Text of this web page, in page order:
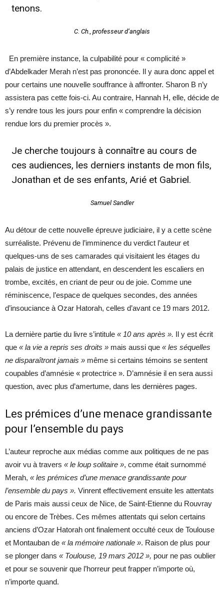
tenons.
C. Ch., professeur d’anglais
En première instance, la culpabilité pour « complicité »
d’Abdelkader Merah n’est pas prononcée. Il y aura donc appel et
pour certains une nouvelle souffrance à affronter. Sharon B n’y
assistera pas cette fois-ci. Au contraire, Hannah H, elle, décide de
s’y rendre tous les jours pour enfin « comprendre la décision
rendue lors du premier procès ».
Je cherche toujours à connaître au cours de
ces audiences, les derniers instants de mon fils,
Jonathan et de ses enfants, Arié et Gabriel.
Samuel Sandler
Au détour de cette nouvelle épreuve judiciaire, il y a cette scène
surréaliste. Prévenu de l’imminence du verdict l’auteur et
quelques-uns de ses camarades qui visitaient les étages du
palais de justice en attendant, en descendent les escaliers en
trombe, excités, en criant de peur ou de joie. Comme une
réminiscence, l’espace de quelques secondes, des années
d’insouciance à Ozar Hatorah, celles d’avant ce 19 mars 2012.
La dernière partie du livre s’intitule « 10 ans après ». Il y est écrit
que « la vie a repris ses droits » mais aussi que « les séquelles
ne disparaîtront jamais » même si certains témoins se sentent
coupables d’amnésie « protectrice ». D’amnésie il en sera aussi
question, avec plus d’amertume, dans les dernières pages.
Les prémices d’une menace grandissante
pour l’ensemble du pays
L’auteur reproche aux médias comme aux politiques de ne pas
avoir vu à travers « le loup solitaire », comme était surnommé
Merah, « les prémices d’une menace grandissante pour
l’ensemble du pays ». Vinrent effectivement ensuite les attentats
de Paris mais aussi ceux de Nice, de Saint-Etienne du Rouvray
ou encore de Trèbes. Ces mêmes attentats qui selon certains
anciens d’Ozar Hatorah ont finalement occulté ceux de Toulouse
et Montauban de « la mémoire nationale ». Raison de plus pour
se plonger dans « Toulouse, 19 mars 2012 », pour ne pas oublier
et pour se souvenir que l’horreur peut frapper n’importe où,
n’importe quand.